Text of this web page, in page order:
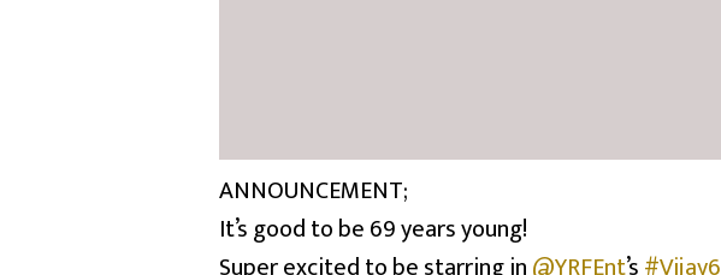
ANNOUNCEMENT;
It’s good to be 69 years young!